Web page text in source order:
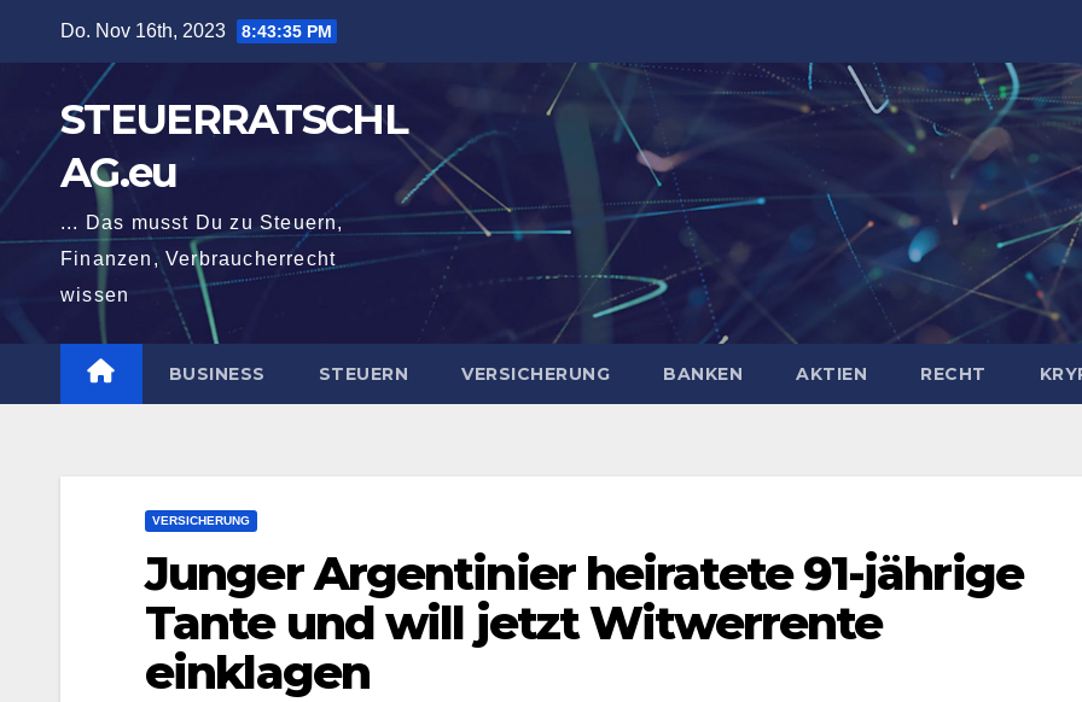
Do. Nov 16th, 2023 8:43:36 PM
STEUERRATSCHL
AG.eu
... Das musst Du zu Steuern,
Finanzen, Verbraucherrecht
wissen
BUSINESS STEUERN VERSICHERUNG BANKEN AKTIEN RECHT
VERSICHERUNG
Junger Argentinier heiratete 91-jährige
Tante und will jetzt Witwerrente
einklagen